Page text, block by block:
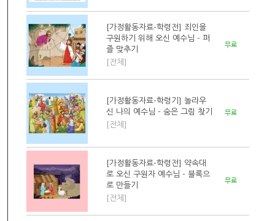
[가정활동자료-학령전] 죄인을
구원하기 위해 오신 예수님 - 퍼
즐 맞추기
[전체]
무료
[가정활동자료-학령기] 놀라우
신 나의 예수님 - 숨은 그림 찾기
[전체]
무료
[가정활동자료-학령전] 약속대
로 오신 구원자 예수님 - 블록으
로 만들기
[전체]
무료